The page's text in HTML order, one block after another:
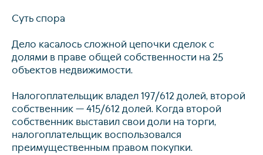
Суть спора
Дело касалось сложной цепочки сделок с
долями в праве общей собственности на 25
объектов недвижимости.
Налогоплательщик владел 197/612 долей, второй
собственник — 415/612 долей. Когда второй
собственник выставил свои доли на торги,
налогоплательщик воспользовался
преимущественным правом покупки.